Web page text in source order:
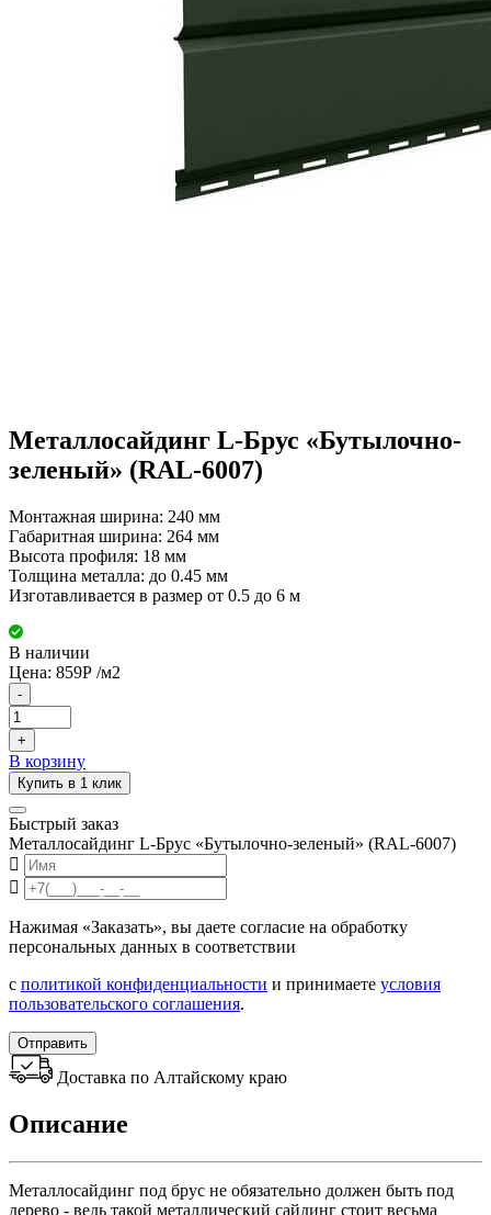
Металлосайдинг L-Брус «Бутылочно-
зеленый» (RAL-6007)
Монтажная ширина: 240 мм
Габаритная ширина: 264 мм
Высота профиля: 18 мм
Толщина металла: до 0.45 мм
Изготавливается в размер от 0.5 до 6 м
В наличии
Цена: 859Р /м2
-
+
В корзину
Купить в 1 клик
Быстрый заказ
Металлосайдинг L-Брус «Бутылочно-зеленый» (RAL-6007)
Нажимая «Заказать», вы даете согласие на обработку
персональных данных в соответствии
с политикой конфиденциальности и принимаете условия
пользовательского соглашения.
Отправить
Доставка по Алтайскому краю
Описание
Металлосайдинг под брус не обязательно должен быть под
дерево - ведь такой металлический сайдинг стоит весьма